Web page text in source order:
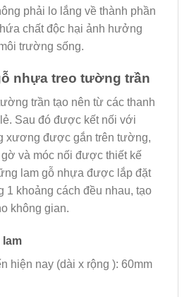
phải lo lắng về thành phần
chất độc hại ảnh hưởng
trường sống.
nhựa treo tường trần
trần tạo nên từ các thanh
Sau đó được kết nối với
xương được gắn trên tường,
và móc nối được thiết kế
lam gỗ nhựa được lắp đặt
1 khoảng cách đều nhau, tạo
không gian.
hiện nay (dài x rộng ): 60mm